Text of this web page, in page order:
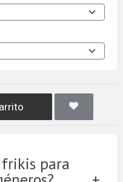
frikis para